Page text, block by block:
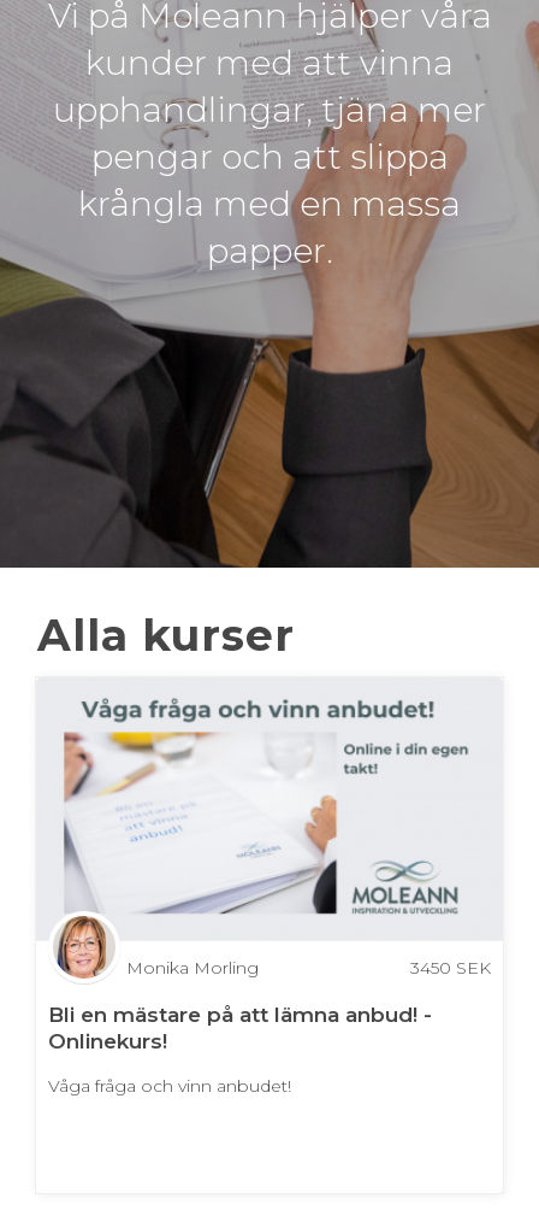
Vi på Moleann hjälper våra
kunder med att vinna
upphandlingar, tjäna mer
pengar och att slippa
krångla med en massa
papper.
Alla kurser
Monika Morling 3450 SEK
Bli en mästare på att lämna anbud! -
Onlinekurs!
Våga fråga och vinn anbudet!